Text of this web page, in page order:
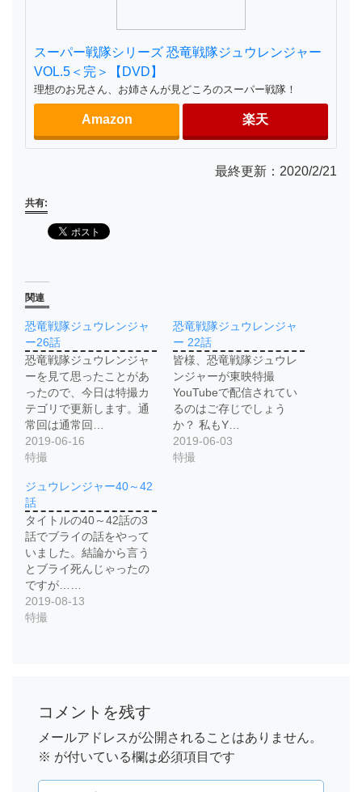
スーパー戦隊シリーズ 恐竜戦隊ジュウレンジャー
VOL.5＜完＞【DVD】
理想のお兄さん、お姉さんが見どころのスーパー戦隊！
Amazon 楽天
最終更新：2020/2/21
共有:
関連
恐竜戦隊ジュウレンジャ
ー26話
恐竜戦隊ジュウレンジャ
ーを見て思ったことがあ
ったので、今日は特撮カ
テゴリで更新します。通
常回は通常回…
2019-06-16
特撮
恐竜戦隊ジュウレンジャ
ー 22話
皆様、恐竜戦隊ジュウレ
ンジャーが東映特撮
YouTubeで配信されてい
るのはご存じでしょう
か？ 私もY…
2019-06-03
特撮
ジュウレンジャー40～42
話
タイトルの40～42話の3
話でブライの話をやって
いました。結論から言う
とブライ死んじゃったの
ですが……
2019-08-13
特撮
コメントを残す
メールアドレスが公開されることはありません。
※ が付いている欄は必須項目です